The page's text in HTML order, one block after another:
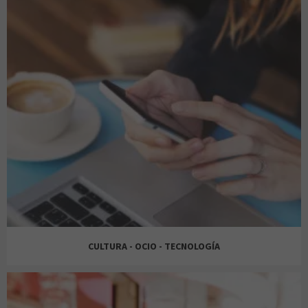
BIJOU BRIGITTE
BIMBA Y LOLA
NATURA SELECTION
TRAMAS MAS
CULTURA - OCIO - TECNOLOGÍA